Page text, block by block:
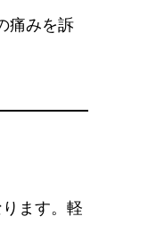
痛みを訴
ます。軽